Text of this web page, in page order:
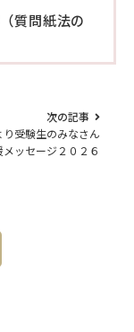
質問紙法の
次の記事
受験生のみなさん
メッセージ２０２６